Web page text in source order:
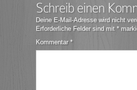
Schreib einen
Deine E-Mail-Adresse wird nicht
Erforderliche Felder sind mit *
Kommentar*